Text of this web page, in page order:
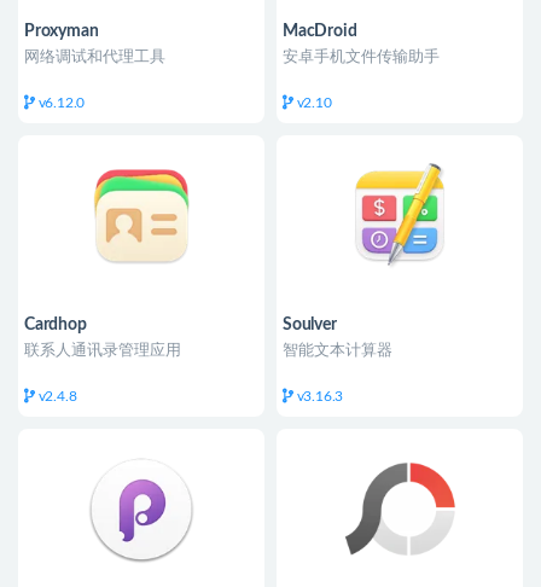
Proxyman
网络调试和代理工具
v6.12.0
MacDroid
安卓手机文件传输助手
v2.10
Cardhop
联系人通讯录管理应用
v2.4.8
Soulver
智能文本计算器
v3.16.3